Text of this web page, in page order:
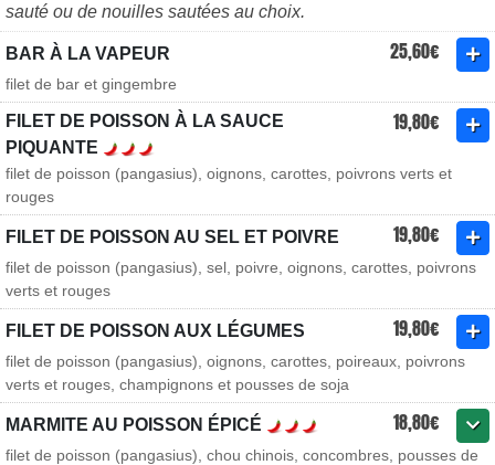
sauté ou de nouilles sautées au choix.
BAR À LA VAPEUR 25,60€
filet de bar et gingembre
FILET DE POISSON À LA SAUCE
PIQUANTE
19,80€
filet de poisson (pangasius), oignons, carottes, poivrons verts et
rouges
FILET DE POISSON AU SEL ET POIVRE 19,80€
filet de poisson (pangasius), sel, poivre, oignons, carottes, poivrons
verts et rouges
FILET DE POISSON AUX LÉGUMES 19,80€
filet de poisson (pangasius), oignons, carottes, poireaux, poivrons
verts et rouges, champignons et pousses de soja
MARMITE AU POISSON ÉPICÉ 18,80€
filet de poisson (pangasius), chou chinois, concombres, pousses de